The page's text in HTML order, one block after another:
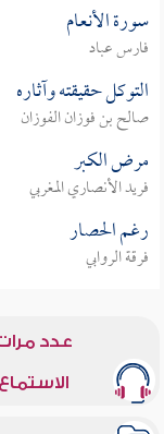
سورة الأنعام
فارس عباد
التوكل حقيقته وآثاره
صالح بن فوزان الفوزان
مرض الكبر
فريد الأنصاري المغربي
رغم الحصار
فرقة الروابي
عدد
الاستماع